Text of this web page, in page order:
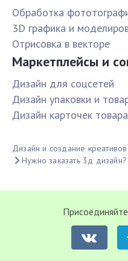
Обработка
3D графика и
Отрисовка в векторе
Маркетплейсы и
Дизайн для соцсетей
Дизайн упаковки и
Дизайн карточек товара
Дизайн и создание креативов
Нужно заказать 3д